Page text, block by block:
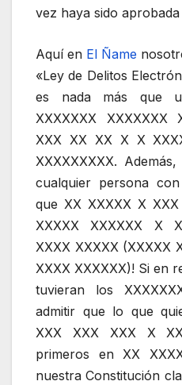
vez haya sido aprobada
Aquí en El Ñame
«Ley de Delitos
es nada más que
XXXXXXX XXXXXXX
XXX XX XX X X
XXXXXXXXX.
cualquier persona
que XX XXXXX X
XXXXX XXXXXX X
XXXX XXXXX (XXXXX
XXXX XXXXXX)! Si en
tuvieran los
admitir que lo que
XXX XXX XXX X
primeros enXX
nuestra Constitución